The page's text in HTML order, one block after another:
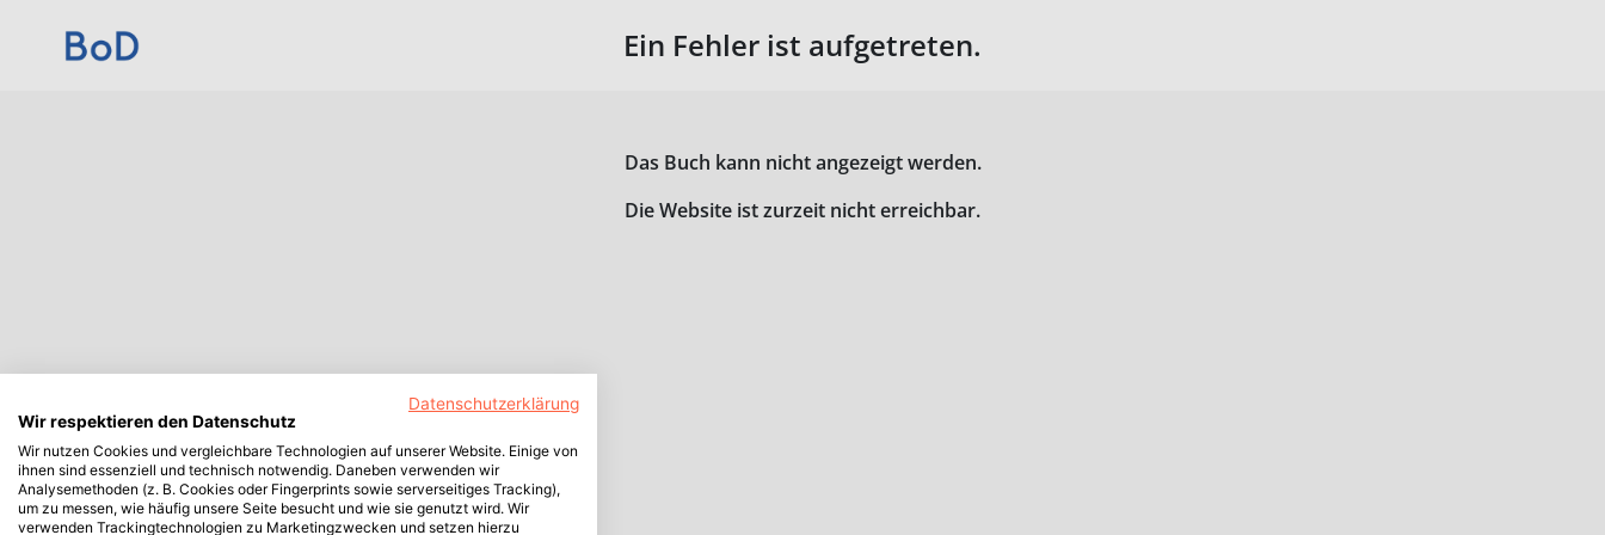
Ein Fehler ist aufgetreten.
Das Buch kann nicht angezeigt werden.
Die Website ist zurzeit nicht erreichbar.
Datenschutzerklärung
Wir respektieren den Datenschutz
Wir nutzen Cookies und vergleichbare Technologien auf unserer Website. Einige von
ihnen sind essenziell und technisch notwendig. Daneben verwenden wir
Analysemethoden (z. B. Cookies oder Fingerprints sowie serverseitiges Tracking),
um zu messen, wie häufig unsere Seite besucht und wie sie genutzt wird. Wir
verwenden Trackingtechnologien zu Marketingzwecken und setzen hierzu